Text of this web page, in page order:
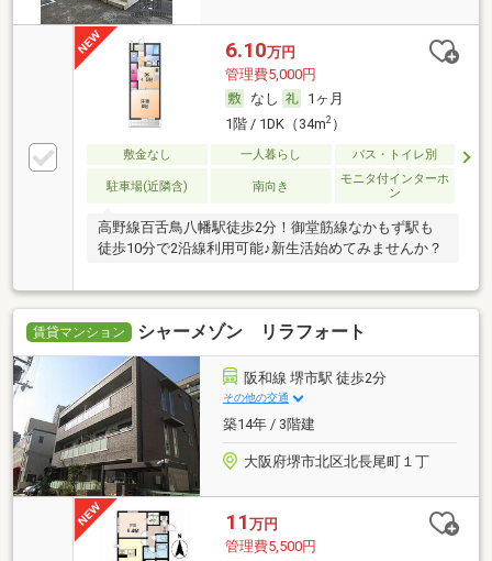
6.10万円
管理費5,000円
なし
1ヶ月
1階 / 1DK（34m2）
敷金なし 一人暮らし バス・トイレ別
駐車場(近隣含) 南向き
モニタ付インターホ
ン
高野線百舌鳥八幡駅徒歩2分！御堂筋線なかもず駅も
徒歩10分で2沿線利用可能♪新生活始めてみませんか？
賃貸マンション シャーメゾン リラフォート
阪和線 堺市駅 徒歩2分
その他の交通
築14年 / 3階建
大阪府堺市北区北長尾町１丁
11 万円
管理費5,500円